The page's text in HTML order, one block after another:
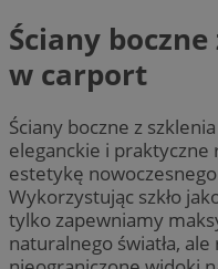
Ściany
w carport
Ściany boczne z
eleganckie i praktyczne
estetykę
Wykorzystując szkło
tylko zapewniamy
naturalnego światła,